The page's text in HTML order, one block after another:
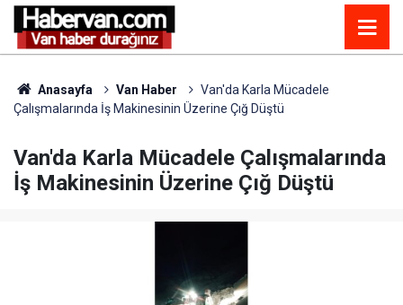
Anasayfa Van Haber
Van'da Karla Mücadele
Çalışmalarında İş Makinesinin Üzerine Çığ Düştü
Van'da Karla Mücadele Çalışmalarında
İş Makinesinin Üzerine Çığ Düştü